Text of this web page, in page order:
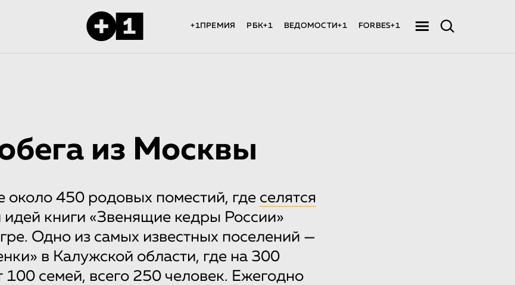
+1ПРЕМИЯ РБК+1 ВЕДОМОСТИ+1 FORBES+1
из Москвы
около 450 родовых поместий, где селятся
идей книги «Звенящие кедры России»
Одно из самых известных поселений —
в Калужской области, где на 300
100 семей, всего 250 человек. Ежегодно